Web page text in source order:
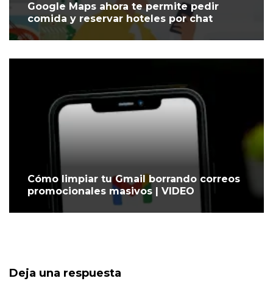
Google Maps ahora te permite pedir
comida y reservar hoteles por chat
Cómo limpiar tu Gmail borrando correos
promocionales masivos | VIDEO
Deja una respuesta